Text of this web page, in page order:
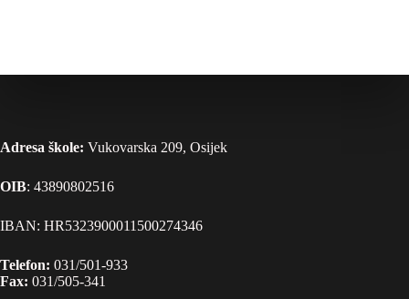
Adresa škole: Vukovarska 209, Osijek
OIB: 43890802516
IBAN: HR5323900011500274346
Telefon: 031/501-933
Fax: 031/505-341